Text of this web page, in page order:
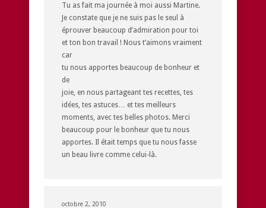
Tu as fait ma journée à moi aussi Martine.
Je constate que je ne suis pas le seul à
éprouver beaucoup d’admiration pour toi
et ton bon travail ! Nous t’aimons vraiment
car
tu nous apportes beaucoup de bonheur et
de
joie, en nous partageant tes recettes, tes
idées, tes astuces… et tes meilleurs
moments, avec tes belles photos. Merci
beaucoup pour le bonheur que tu nous
apportes. Il était temps que tu nous fasse
un beau livre comme celui-là.
octobre 2, 2010